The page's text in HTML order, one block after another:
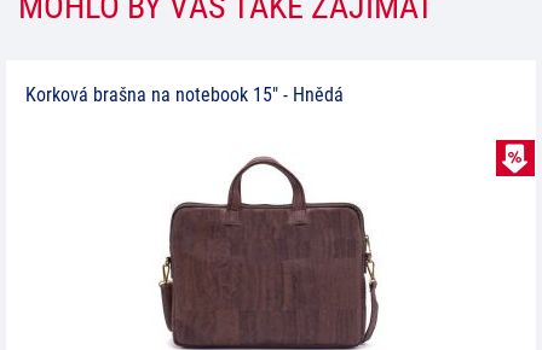
Korková brašna na notebook 15" - Hnědá